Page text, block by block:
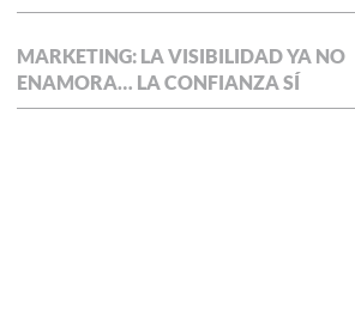
MARKETING: LA VISIBILIDAD YA NO
ENAMORA… LA CONFIANZA SÍ